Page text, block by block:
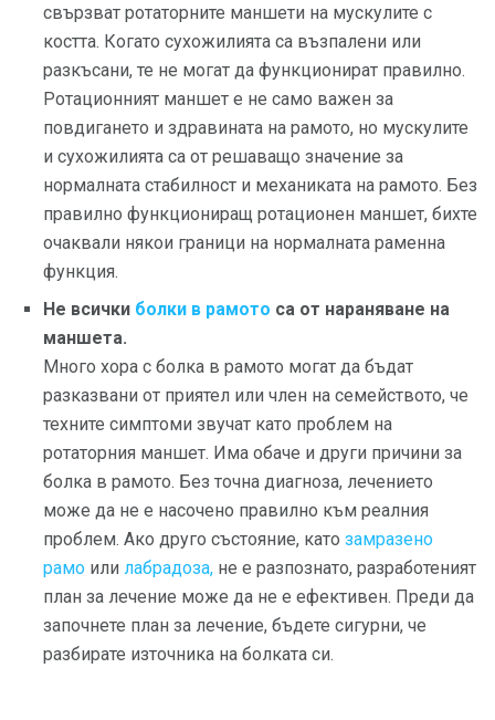
свързват ротаторните маншети на мускулите с
костта. Когато сухожилията са възпалени или
разкъсани, те не могат да функционират правилно.
Ротационният маншет е не само важен за
повдигането и здравината на рамото, но мускулите
и сухожилията са от решаващо значение за
нормалната стабилност и механиката на рамото. Без
правилно функциониращ ротационен маншет, бихте
очаквали някои граници на нормалната раменна
функция.
Не всички болки в рамото са от нараняване на
маншета.
Много хора с болка в рамото могат да бъдат
разказвани от приятел или член на семейството, че
техните симптоми звучат като проблем на
ротаторния маншет. Има обаче и други причини за
болка в рамото. Без точна диагноза, лечението
може да не е насочено правилно към реалния
проблем. Ако друго състояние, като замразено
рамо или лабрадоза, не е разпознато, разработеният
план за лечение може да не е ефективен. Преди да
започнете план за лечение, бъдете сигурни, че
разбирате източника на болката си.